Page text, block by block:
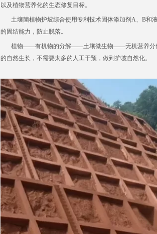
以及植物营养化的生态修复目标。
土壤菌植物护坡综合使用专利技术固体添加剂A、B和
的固结能力，防止脱落。
植物——有机物的分解——土壤微生物——无机营养分供
的自然生长，不需要太多的人工干预，做到护坡自然化。